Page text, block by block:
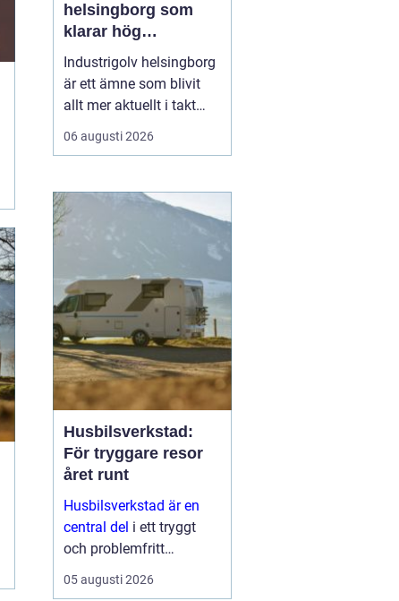
helsingborg som
klarar hög
belastning och tuffa
krav
Industrigolv helsingborg
är ett ämne som blivit
allt mer aktuellt i takt
med att fler
verksamheter söker
lättskötta golvlösningar.
I moderna
produktionsmiljöer
behöver golvet vara mer
än bara en slityta. Golvet
ska tåla tung trafi...
06 augusti 2026
Husbilsverkstad:
För tryggare resor
året runt
Husbilsverkstad är en
central del i ett tryggt
och problemfritt
husbilsliv. När en husbil
används som både
05 augusti 2026